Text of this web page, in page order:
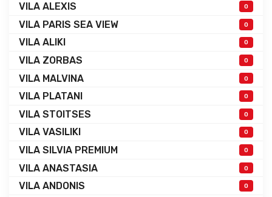
VILA ALEXIS 0
VILA PARIS SEA VIEW 0
VILA ALIKI 0
VILA ZORBAS 0
VILA MALVINA 0
VILA PLATANI 0
VILA STOITSES 0
VILA VASILIKI 0
VILA SILVIA PREMIUM 0
VILA ANASTASIA 0
VILA ANDONIS 0